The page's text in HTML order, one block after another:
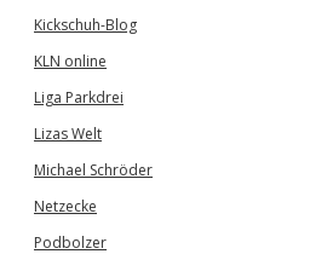
Kickschuh-Blog
KLN online
Liga Parkdrei
Lizas Welt
Michael Schröder
Netzecke
Podbolzer